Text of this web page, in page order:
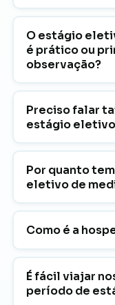
O estágio
é prático ou
observação?
Preciso falar
estágio eletivo
Por quanto
eletivo de
Como é a
É fácil viajar
período de